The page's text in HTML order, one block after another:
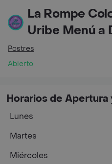
La Rompe
Uribe Menú a
Postres
Abierto
Horarios de Apertura
Lunes
Martes
Miércoles